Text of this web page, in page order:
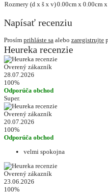
Rozmery (d x š x v)0.00cm x 0.00cm
Napísať recenziu
Prosím prihláste sa alebo zaregistrujte
Heureka recenzie
Overený zákazník
28.07.2026
100%
Odporúča obchod
Super.
Overený zákazník
20.07.2026
100%
Odporúča obchod
velmi spokojna
Overený zákazník
23.06.2026
100%